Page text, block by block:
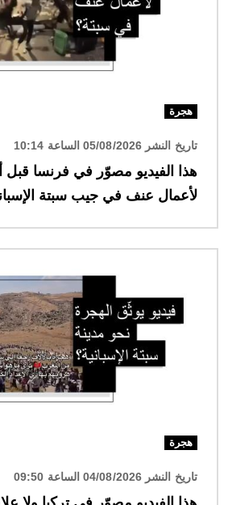
هجرة
تاريخ النشر 05/08/2026 الساعة 10:14
هذا الفيديو مصوّر في فرنسا
لأعمال عنف في جيب سبتة
هجرة
تاريخ النشر 04/08/2026 الساعة 09:50